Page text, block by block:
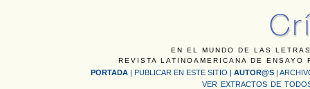
EN EL MUNDO DE LAS
REVISTA LATINOAMERICANA DE
PORTADA | PUBLICAR EN ESTE SITIO | AUTOR@S |
VER EXTRACTOS DE